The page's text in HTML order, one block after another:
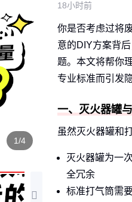
1/4
18小时前
你是否考虑过将
意的DIY方案背
题。本文将帮你
专业标准而引发隐
一、灭火器罐
虽然灭火器罐和
灭火器罐为一
全冗余
标准打气筒需